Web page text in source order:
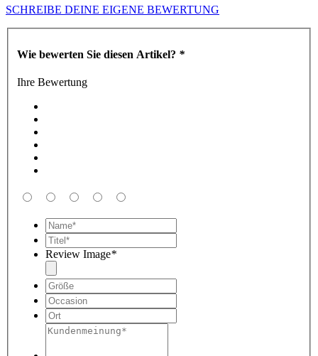
SCHREIBE DEINE EIGENE BEWERTUNG
Wie bewerten Sie diesen Artikel? *
Ihre Bewertung
Review Image*